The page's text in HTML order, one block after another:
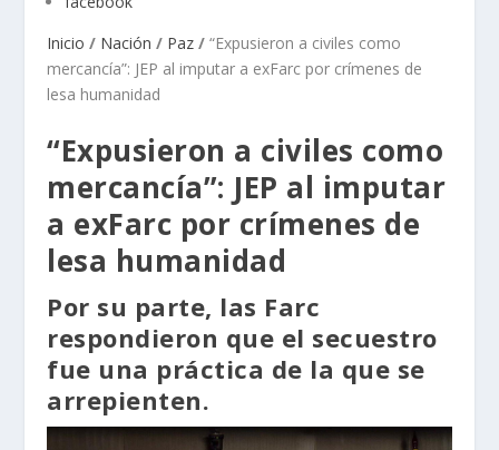
Inicio / Nación / Paz /“Expusieron a civiles como
mercancía”: JEP al imputar a exFarc por crímenes de
lesa humanidad
“Expusieron a civiles como
mercancía”: JEP al imputar
a exFarc por crímenes de
lesa humanidad
Por su parte, las Farc
respondieron que el secuestro
fue una práctica de la que se
arrepienten.